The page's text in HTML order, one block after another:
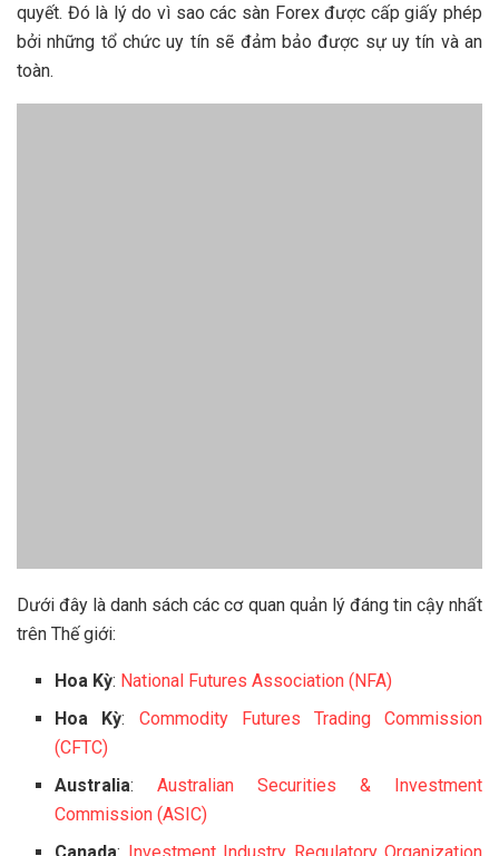
quyết. Đó là lý do vì sao các sàn Forex được cấp giấy phép
bởi những tổ chức uy tín sẽ đảm bảo được sự uy tín và an
toàn.
Hoa Kỳ :Commodity Futures Trading Commission
(CFTC)
Commission (ASIC)
Canada:
Investment Industry Regulatory Organization
of Canada (IIROC)
Hong Kong
Securities Futures Commission (SFC)